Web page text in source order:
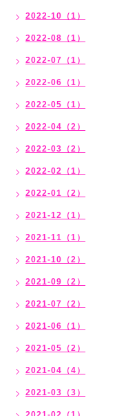
2022-10（1）
2022-08（1）
2022-07（1）
2022-06（1）
2022-05（1）
2022-04（2）
2022-03（2）
2022-02（1）
2022-01（2）
2021-12（1）
2021-11（1）
2021-10（2）
2021-09（2）
2021-07（2）
2021-06（1）
2021-05（2）
2021-04（4）
2021-03（3）